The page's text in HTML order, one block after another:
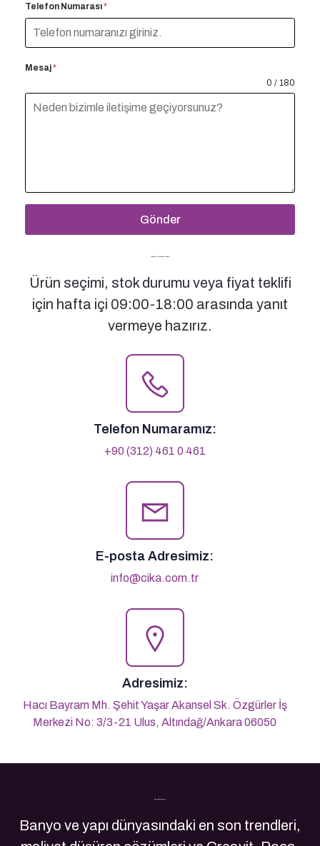
Telefon Numarası*
Mesaj*
0 / 180
Gönder
Bizimle İletişime Geçin
Ürün seçimi, stok durumu veya fiyat teklifi
için hafta içi 09:00-18:00 arasında yanıt
vermeye hazırız.
Telefon Numaramız:
+90 (312) 461 0 461
E-posta Adresimiz:
info@cika.com.tr
Adresimiz:
Hacı Bayram Mh. Şehit Yaşar Akansel Sk. Özgürler İş
Merkezi No: 3/3-21 Ulus, Altındağ/Ankara 06050
Son Yazılarımız
Banyo ve yapı dünyasındaki en son trendleri,